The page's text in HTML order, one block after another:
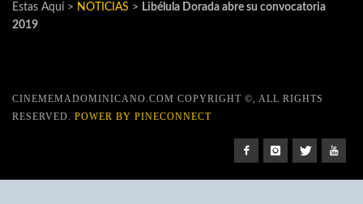
Estas Aquí > NOTICIAS > Libélula Dorada abre su convocatoria
2019
CINEMEMADOMINICANO.COM COPYRIGHT ©, ALL RIGHTS
RESERVED. POWER BY PINECONNECT